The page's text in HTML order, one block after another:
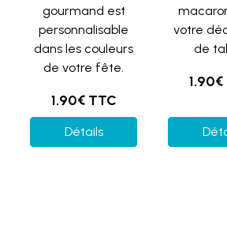
gourmand est
personnalisable
dans les couleurs
de votre fête.
1.90€ TTC
Détails
votre
de
1.90€